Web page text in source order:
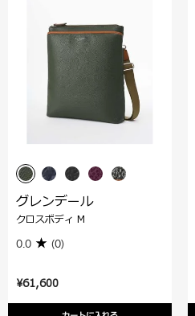
¥61,600
グレンデール
クロスボディ M
0.0 (0)